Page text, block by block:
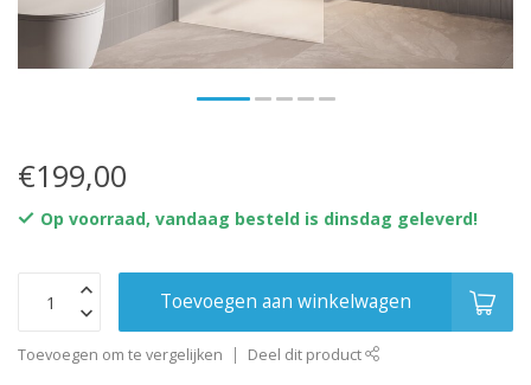
€199,00
Op voorraad, vandaag besteld is dinsdag geleverd!
Toevoegen aan winkelwagen
Toevoegen om te vergelijken Deel dit product